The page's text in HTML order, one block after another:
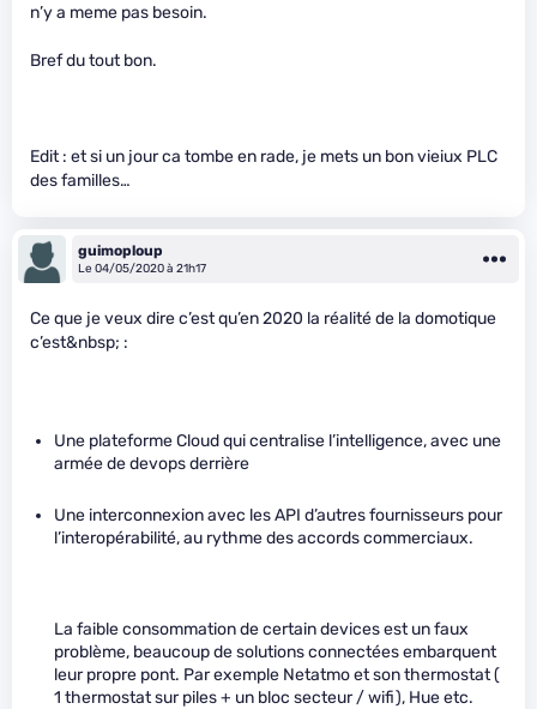
n’y a meme pas besoin.
Bref du tout bon.
Edit : et si un jour ca tombe en rade, je mets un bon vieiux PLC
des familles…
guimoploup
Le 04/05/2020 à 21h17
Ce que je veux dire c’est qu’en 2020 la réalité de la domotique
c’est&nbsp; :
Une plateforme Cloud qui centralise l’intelligence, avec une
armée de devops derrière
Une interconnexion avec les API d’autres fournisseurs pour
l’interopérabilité, au rythme des accords commerciaux.
La faible consommation de certain devices est un faux
problème, beaucoup de solutions connectées embarquent
leur propre pont. Par exemple Netatmo et son thermostat (
1 thermostat sur piles + un bloc secteur / wifi), Hue etc.